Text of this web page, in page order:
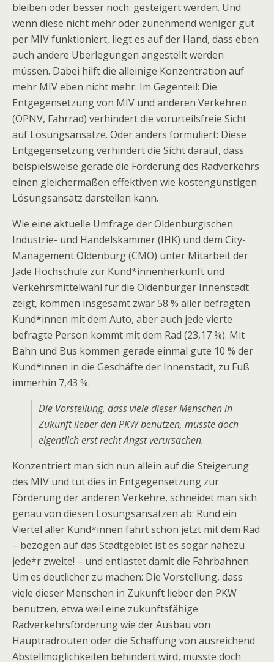
bleiben oder besser noch: gesteigert werden. Und
wenn diese nicht mehr oder zunehmend weniger gut
per MIV funktioniert, liegt es auf der Hand, dass eben
auch andere Überlegungen angestellt werden
müssen. Dabei hilft die alleinige Konzentration auf
mehr MIV eben nicht mehr. Im Gegenteil: Die
Entgegensetzung von MIV und anderen Verkehren
(ÖPNV, Fahrrad) verhindert die vorurteilsfreie Sicht
auf Lösungsansätze. Oder anders formuliert: Diese
Entgegensetzung verhindert die Sicht darauf, dass
beispielsweise gerade die Förderung des Radverkehrs
einen gleichermaßen effektiven wie kostengünstigen
Lösungsansatz darstellen kann.
Wie eine aktuelle Umfrage der Oldenburgischen
Industrie- und Handelskammer (IHK) und dem City-
Management Oldenburg (CMO) unter Mitarbeit der
Jade Hochschule zur Kund*innenherkunft und
Verkehrsmittelwahl für die Oldenburger Innenstadt
zeigt, kommen insgesamt zwar 58 % aller befragten
Kund*innen mit dem Auto, aber auch jede vierte
befragte Person kommt mit dem Rad (23,17 %). Mit
Bahn und Bus kommen gerade einmal gute 10 % der
Kund*innen in die Geschäfte der Innenstadt, zu Fuß
immerhin 7,43 %.
Die Vorstellung, dass viele dieser Menschen in
Zukunft lieber den PKW benutzen, müsste doch
eigentlich erst recht Angst verursachen.
Konzentriert man sich nun allein auf die Steigerung
des MIV und tut dies in Entgegensetzung zur
Förderung der anderen Verkehre, schneidet man sich
genau von diesen Lösungsansätzen ab: Rund ein
Viertel aller Kund*innen fährt schon jetzt mit dem Rad
– bezogen auf das Stadtgebiet ist es sogar nahezu
jede*r zweite! – und entlastet damit die Fahrbahnen.
Um es deutlicher zu machen: Die Vorstellung, dass
viele dieser Menschen in Zukunft lieber den PKW
benutzen, etwa weil eine zukunftsfähige
Radverkehrsförderung wie der Ausbau von
Hauptradrouten oder die Schaffung von ausreichend
Abstellmöglichkeiten behindert wird, müsste doch